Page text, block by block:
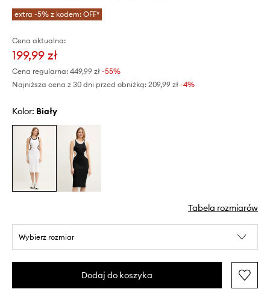
extra -5% z kodem: OFF*
Cena aktualna:
199,99 zł
Cena regularna: 449,99 zł -55%
Najniższa cena z 30 dni przed obniżką: 209,99 zł -4%
Kolor: biały
Tabela rozmiarów
Wybierz rozmiar
Dodaj do koszyka